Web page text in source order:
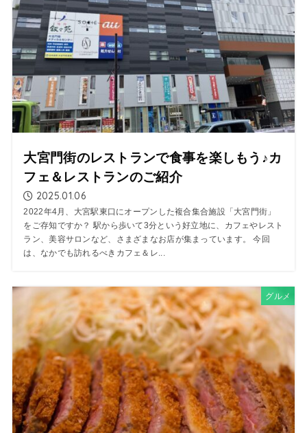
大宮門街のレストランで食事を楽しもう♪カ
フェ＆レストランのご紹介
2025.01.06
2022年4月、大宮駅東口にオープンした複合集合施設「大宮門街」
をご存知ですか？ 駅から歩いて3分という好立地に、カフェやレスト
ラン、美容サロンなど、さまざまなお店が集まっています。 今回
は、なかでも訪れるべきカフェ＆レ...
グルメ